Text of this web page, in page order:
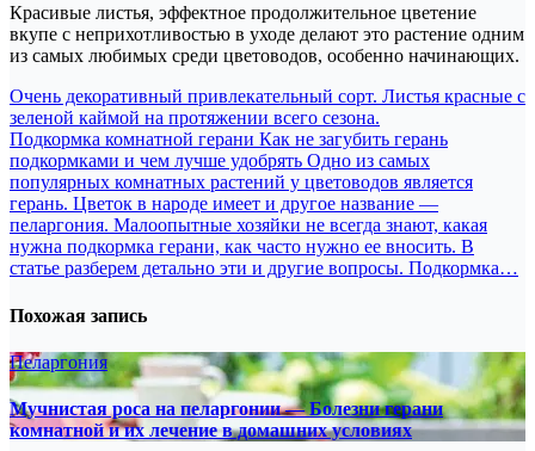
Красивые листья, эффектное продолжительное цветение
вкупе с неприхотливостью в уходе делают это растение одним
из самых любимых среди цветоводов, особенно начинающих.
Навигация
по
записям
Очень декоративный привлекательный сорт. Листья красные с
зеленой каймой на протяжении всего сезона.
Подкормка комнатной герани Как не загубить герань
подкормками и чем лучше удобрять Одно из самых
популярных комнатных растений у цветоводов является
герань. Цветок в народе имеет и другое название —
пеларгония. Малоопытные хозяйки не всегда знают, какая
нужна подкормка герани, как часто нужно ее вносить. В
статье разберем детально эти и другие вопросы. Подкормка…
Похожая запись
Пеларгония
Мучнистая роса на пеларгонии — Болезни герани
комнатной и их лечение в домашних условиях